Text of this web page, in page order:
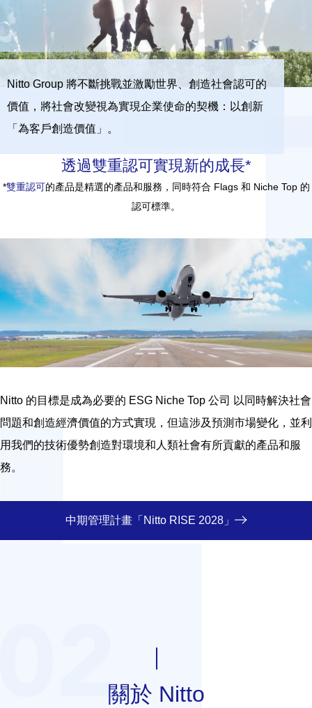
Nitto Group 將不斷挑戰並激勵世界、創造社會認可的
價值，將社會改變視為實現企業使命的契機：以創新
「為客戶創造價值」。
透過雙重認可實現新的成長*
*雙重認可的產品是精選的產品和服務，同時符合 Flags 和 Niche Top 的
認可標準。
Nitto 的目標是成為必要的 ESG Niche Top 公司 以同時解決社會
問題和創造經濟價值的方式實現，但這涉及預測市場變化，並利
用我們的技術優勢創造對環境和人類社會有所貢獻的產品和服
務。
中期管理計畫「Nitto RISE 2028」
關於 Nitto